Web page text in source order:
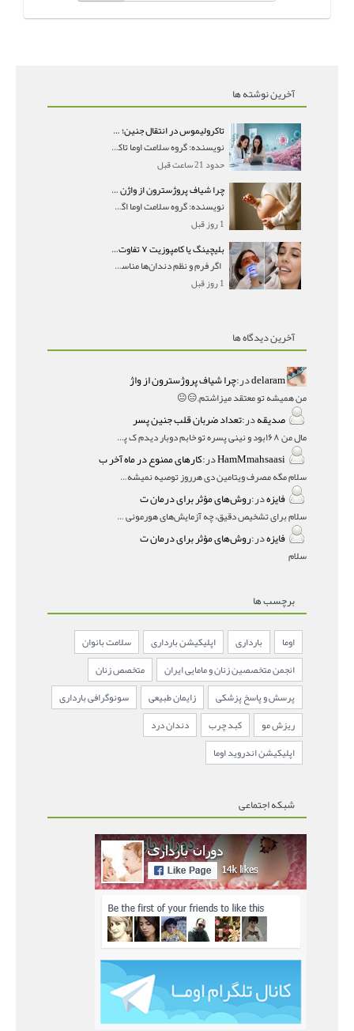
آخرین نوشته ها
تاکرولیموس در انتقال جنین؛ آیا شانس لانه‌گزینی را افزایش می‌دهد؟
نویسنده: گروه سلامت اوما تاکرولیموس در انتقال جنین
حدود 21 ساعت قبل
چرا شیاف پروژسترون از واژن بیرون می‌ریزد؟ میزان جذب و زمان صحیح مصرف
نویسنده: گروه سلامت اوما اگر بعد از گذاشتن شیاف پر
1 روز قبل
بلیچینگ یا کامپوزیت ۷ تفاوت مهم برای انتخاب درست
اگر فرم و نظم دندان‌ها مناسب است و مشکل
1 روز قبل
آخرین دیدگاه ها
delaramدر:چرا شیاف پروژسترون از واژ
من همیشه تو معتقد میزاشتم,,😑😐
صدیقهدر:تعداد ضربان قلب جنین پسر
مال من ۱۶۸بود و نینی پسره تو خابم دوبار دیدم ک پسره
HamMmahsaasiدر:کارهای ممنوع در ماه آخر ب
سلام مگه مصرف ویتامین دی هرروز توصیه نمیشه؟درمقاله میگه
فایزهدر:روش‌های مؤثر برای درمان ت
سلام برای تشخیص دقیق، چه آزمایش‌های هورمونی و چه سونوگر
فایزهدر:روش‌های مؤثر برای درمان ت
سلام
برچسب ها
اوما بارداری اپلیکیشن بارداری
سلامت بانوان
انجمن متخصصین زنان و مامایی ایران
متخصص زنان
پرسش و پاسخ پزشکی
زایمان طبیعی
سونوگرافی بارداری
ریزش مو
کبد چرب
دندان درد
اپلیکیشن اندروید اوما
شبکه اجتماعی